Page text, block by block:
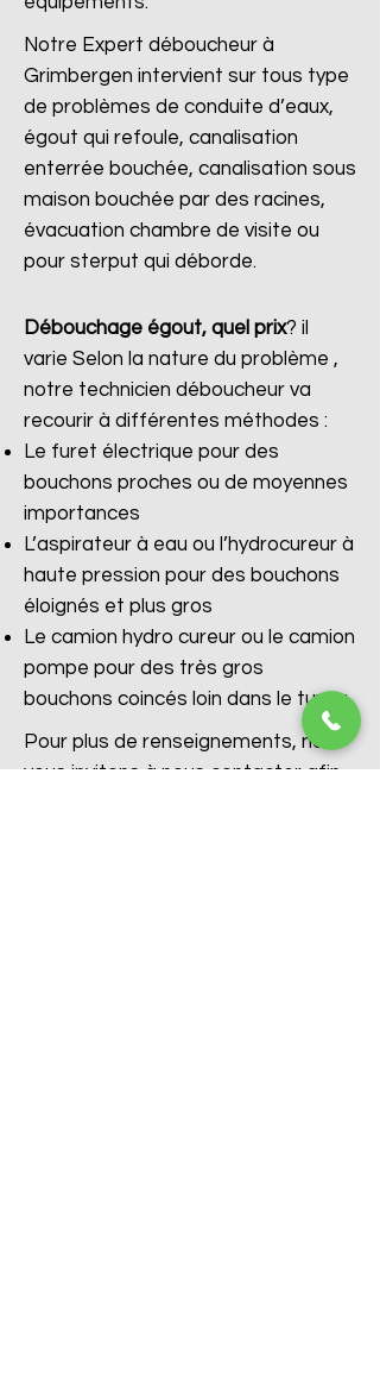
Notre Expert déboucheur à
Grimbergen intervient sur tous type
de problèmes de conduite d’eaux,
égout qui refoule, canalisation
enterrée bouchée, canalisation sous
maison bouchée par des racines,
évacuation chambre de visite ou
pour sterput qui déborde.
Débouchage égout, quel prix? il
varie Selon la nature du problème ,
notre technicien déboucheur va
recourir à différentes méthodes :
Le furet électrique pour des
bouchons proches ou de moyennes
importances
L’aspirateur à eau ou l’hydrocureur à
haute pression pour des bouchons
éloignés et plus gros
Le camion hydro cureur ou le camion
pompe pour des très gros
bouchons coincés loin dans le tuyau
Pour plus de renseignements, nous
vous invitons à nous contacter afin